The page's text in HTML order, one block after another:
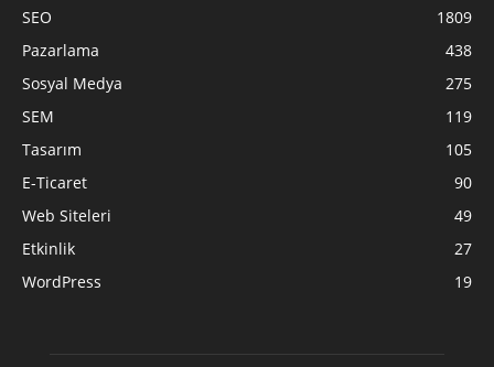
SEO
1809
Pazarlama
438
Sosyal Medya
275
SEM
119
Tasarım
105
E-Ticaret
90
Web Siteleri
49
Etkinlik
27
WordPress
19